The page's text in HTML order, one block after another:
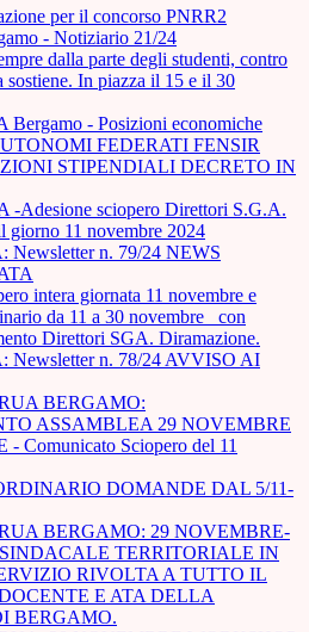
per il concorso PNRR2
- Notiziario 21/24
dalla parte degli studenti, contro
sostiene. In piazza il 15 e il 30
Bergamo - Posizioni economiche
FEDERATI FENSIR
STIPENDIALI DECRETO IN
-Adesione sciopero Direttori S.G.A.
giorno 11 novembre 2024
Newsletter n. 79/24 NEWS
intera giornata 11 novembre e
da 11 a 30 novembre_ con
Direttori SGA. Diramazione.
Newsletter n. 78/24 AVVISO AI
BERGAMO:
ASSAMBLEA 29 NOVEMBRE
Comunicato Sciopero del 11
DOMANDE DAL 5/11-
BERGAMO: 29 NOVEMBRE-
TERRITORIALE IN
RIVOLTA A TUTTO IL
E ATA DELLA
BERGAMO.